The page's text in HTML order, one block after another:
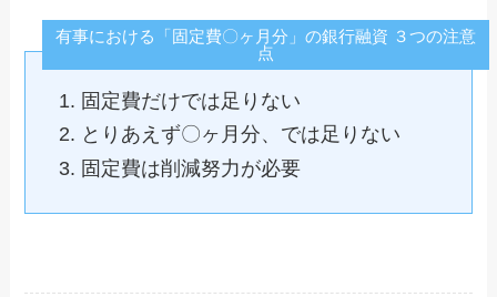
有事における「固定費〇ヶ月分」の銀行融資 ３つの注意
点
固定費だけでは足りない
とりあえず〇ヶ月分、では足りない
固定費は削減努力が必要